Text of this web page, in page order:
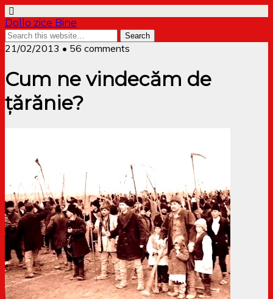
Dollo zice Bine
21/02/2013 • 56 comments
Cum ne vindecăm de
țărănie?